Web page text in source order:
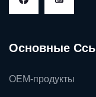
Основные
OEM-продукты